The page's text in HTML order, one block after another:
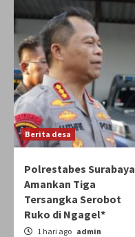
Berita desa
Polrestabes Surabaya
Amankan Tiga
Tersangka Serobot
Ruko di Ngagel*
1 hari ago admin